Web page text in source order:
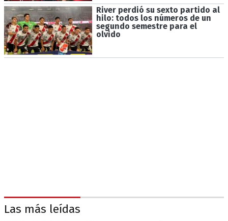
River perdió su sexto partido al
hilo: todos los números de un
segundo semestre para el
olvido
Las más leídas